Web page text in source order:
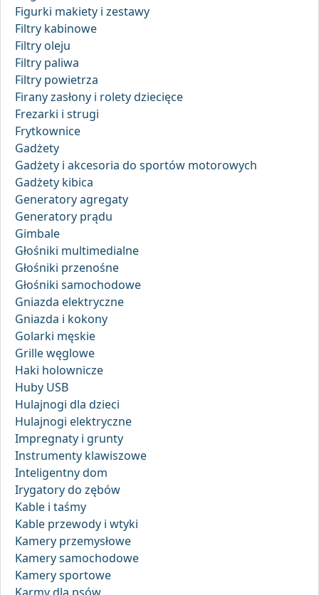
Figurki makiety i zestawy
Filtry kabinowe
Filtry oleju
Filtry paliwa
Filtry powietrza
Firany zasłony i rolety dziecięce
Frezarki i strugi
Frytkownice
Gadżety
Gadżety i akcesoria do sportów motorowych
Gadżety kibica
Generatory agregaty
Generatory prądu
Gimbale
Głośniki multimedialne
Głośniki przenośne
Głośniki samochodowe
Gniazda elektryczne
Gniazda i kokony
Golarki męskie
Grille węglowe
Haki holownicze
Huby USB
Hulajnogi dla dzieci
Hulajnogi elektryczne
Impregnaty i grunty
Instrumenty klawiszowe
Inteligentny dom
Irygatory do zębów
Kable i taśmy
Kable przewody i wtyki
Kamery przemysłowe
Kamery samochodowe
Kamery sportowe